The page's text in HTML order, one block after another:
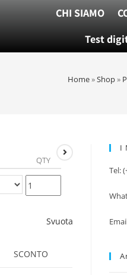
CHI SIAMO
Test
Home»Shop»
QTY
Svuota
SCONTO
I
Tel: